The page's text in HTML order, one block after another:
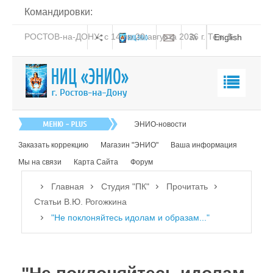
Командировки:
РОСТОВ-на-ДОНУ: с 14 по 20 августа 2026 г. Тел: 8-
English
Книга
Обучение
Посмотреть
ЭНИО-новости
Заказать коррекцию Магазин "ЭНИО"
Ваша информация
Мы на связи
Карта Сайта Форум
Главная Студия "ПК"
Прочитать
Статьи В.Ю. Рогожкина
"Не поклоняйтесь идолам и образам..."